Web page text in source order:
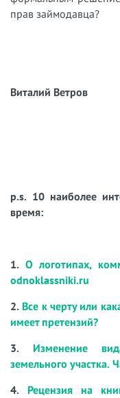
прав займодавца?
Виталий Ветров
p.s. 10 наиболее
время:
1. О логотипах,
odnoklassniki.ru
2. Все к черту или
имеет претензий?
3. Изменение
земельного участка.
4. Рецензия на